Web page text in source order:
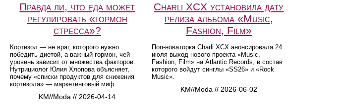
Правда ли, что еда может
регулировать «гормон
стресса»?
Кортизол — не враг, которого нужно
победить диетой, а важный гормон, чей
уровень зависит от множества факторов.
Нутрициолог Юлия Хлопова объясняет,
почему «списки продуктов для снижения
кортизола» — маркетинговый миф.
KM//Moda // 2026-04-14
Charli XCX установила дату
релиза альбома «Music,
Fashion, Film»
Поп-новаторка Charli XCX анонсировала 24
июля выход нового проекта «Music,
Fashion, Film» на Atlantic Records, в состав
которого войдут синглы «SS26» и «Rock
Music».
KM//Moda // 2026-06-02